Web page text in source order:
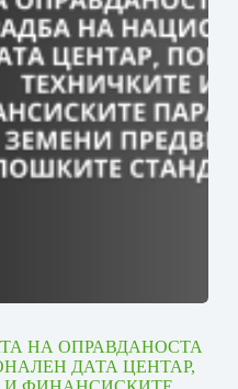
НА ОПРАВДАНОСТА
ДАТА ЦЕНТАР,